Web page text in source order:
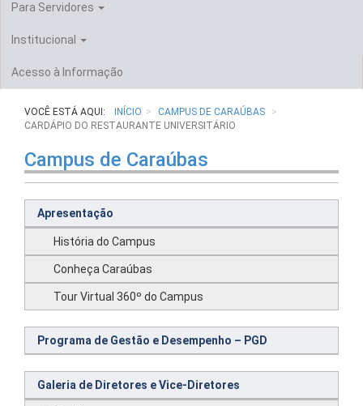
Para Servidores
Institucional
Acesso à Informação
VOCÊ ESTÁ AQUI: INÍCIO
CAMPUS DE CARAÚBAS
CARDÁPIO DO RESTAURANTE UNIVERSITÁRIO
Campus de Caraúbas
Apresentação
História do Campus
Conheça Caraúbas
Tour Virtual 360º do Campus
Programa de Gestão e Desempenho – PGD
Galeria de Diretores e Vice-Diretores